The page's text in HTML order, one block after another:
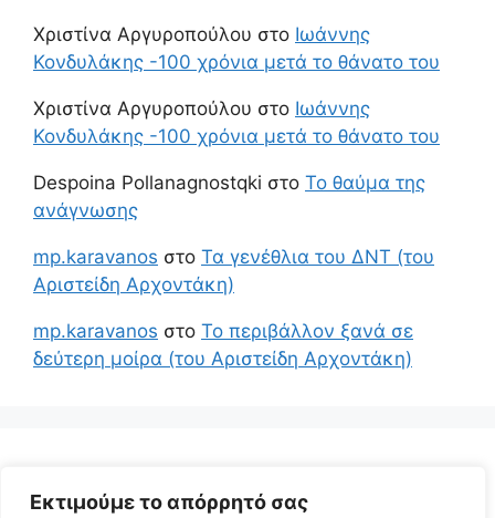
Εκτιμούμε το απόρρητό σας
Χριστίνα Αργυροπούλου στο Ιωάννης
Κονδυλάκης -100 χρόνια μετά το θάνατο του
Χριστίνα Αργυροπούλου στο Ιωάννης
Κονδυλάκης -100 χρόνια μετά το θάνατο του
Despoina Pollanagnostqki στο Το θαύμα της
ανάγνωσης
mp.karavanos στο Τα γενέθλια του ΔΝΤ (του
Αριστείδη Αρχοντάκη)
mp.karavanos στο Το περιβάλλον ξανά σε
δεύτερη μοίρα (του Αριστείδη Αρχοντάκη)